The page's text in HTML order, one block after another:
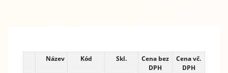
Název Kód Skl.
Cena bez
DPH
Cena vč.
DPH